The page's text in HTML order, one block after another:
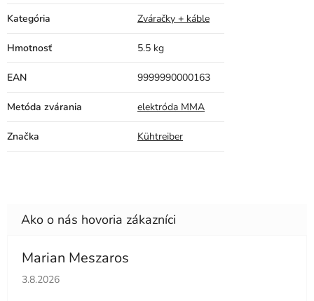
Kategória Zváračky + káble
Hmotnosť 5.5 kg
EAN 9999990000163
Metóda zvárania elektróda MMA
Značka Kühtreiber
Marian Meszaros
Hodnotenie obchodu je 5 z 5 hviezdičiek.
3.8.2026